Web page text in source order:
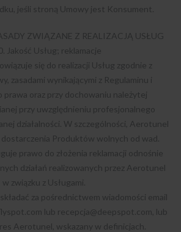
jeśli stroną Umowy jest Konsument.
ZWIĄZANE Z REALIZACJĄ USŁUG
Jakość Usług; reklamacje
się do realizacji Usług zgodnie z
zasadami wynikającymi z Regulaminu i
prawa oraz przy dochowaniu należytej
przy uwzględnieniu profesjonalnego
działalności. W szczególności, Aerotunel
Produktów wolnych od wad.
prawo do złożenia reklamacji odnośnie
działań realizowanych przez Aerotunel
w związku z Usługami.
za pośrednictwem wiadomości email
lub recepcja@deepspot.com , lub
Aerotunel, wskazany w definicjach.